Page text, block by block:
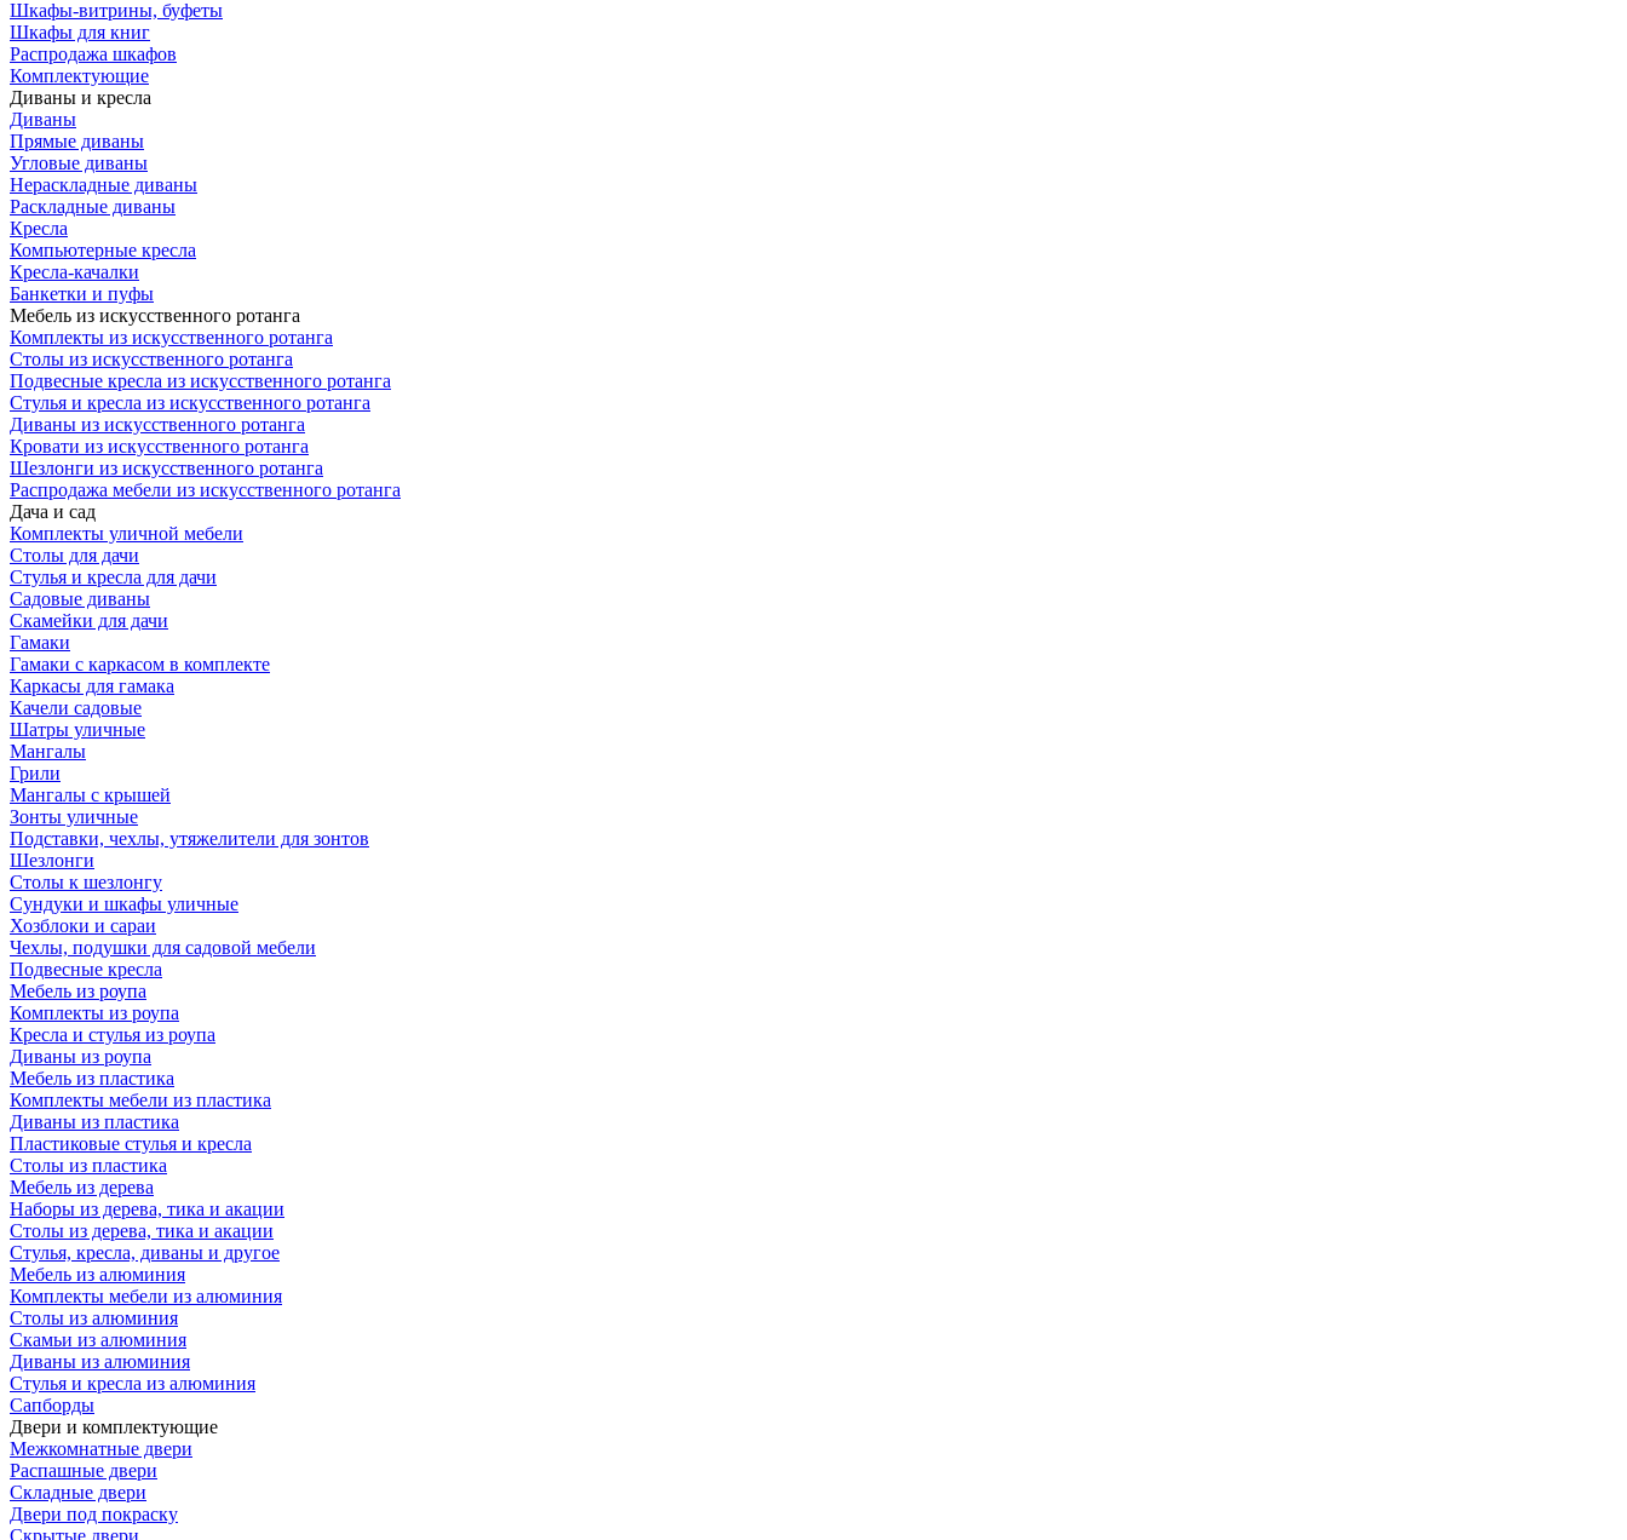
Шкафы-витрины, буфеты
Шкафы для книг
Распродажа шкафов
Комплектующие
Диваны и кресла
Диваны
Прямые диваны
Угловые диваны
Нераскладные диваны
Раскладные диваны
Кресла
Компьютерные кресла
Кресла-качалки
Банкетки и пуфы
Мебель из искусственного ротанга
Комплекты из искусственного ротанга
Столы из искусственного ротанга
Подвесные кресла из искусственного ротанга
Стулья и кресла из искусственного ротанга
Диваны из искусственного ротанга
Кровати из искусственного ротанга
Шезлонги из искусственного ротанга
Распродажа мебели из искусственного ротанга
Дача и сад
Комплекты уличной мебели
Столы для дачи
Стулья и кресла для дачи
Садовые диваны
Скамейки для дачи
Гамаки
Гамаки с каркасом в комплекте
Каркасы для гамака
Качели садовые
Шатры уличные
Мангалы
Грили
Мангалы с крышей
Зонты уличные
Подставки, чехлы, утяжелители для зонтов
Шезлонги
Столы к шезлонгу
Сундуки и шкафы уличные
Хозблоки и сараи
Чехлы, подушки для садовой мебели
Подвесные кресла
Мебель из роупа
Комплекты из роупа
Кресла и стулья из роупа
Диваны из роупа
Мебель из пластика
Комплекты мебели из пластика
Диваны из пластика
Пластиковые стулья и кресла
Столы из пластика
Мебель из дерева
Наборы из дерева, тика и акации
Столы из дерева, тика и акации
Стулья, кресла, диваны и другое
Мебель из алюминия
Комплекты мебели из алюминия
Столы из алюминия
Скамьи из алюминия
Диваны из алюминия
Стулья и кресла из алюминия
Сапборды
Двери и комплектующие
Межкомнатные двери
Распашные двери
Складные двери
Двери под покраску
Скрытые двери